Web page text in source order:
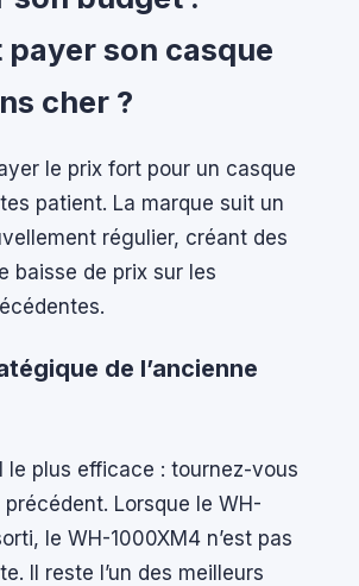
son casque
cher ?
le prix fort pour un casque
patient. La marque suit un
régulier, créant des
baisse de prix sur les
de l’ancienne
le plus efficace : tournez-vous
Lorsque le WH-
le WH-1000XM4 n’est pas
Il reste l’un des meilleurs